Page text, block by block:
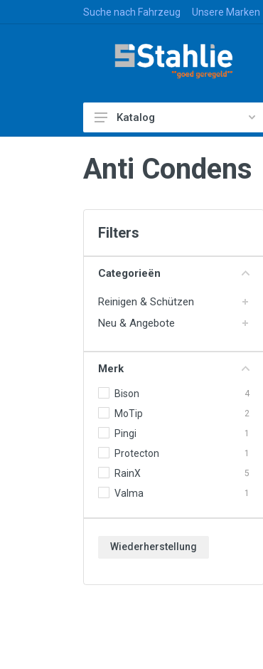
Suche nach Fahrzeug Unsere Marken
Gepäck & Transport
Farbe & Nicht-Farbe
Ersatzteile
Beleuchtung & Elektrizität
Motoröle & Flüssigkeiten
Werkzeuge & Ausrüstung
Neu & Angebote
Katalog
Anti Condens
Filters
Categorieën
Reinigen & Schützen
Neu & Angebote
Merk
Bison 4
MoTip 2
Pingi 1
Protecton 1
RainX 5
Valma 1
Wiederherstellung